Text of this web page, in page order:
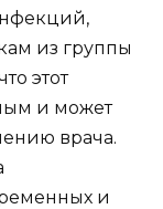
из группы
этот
и может
врача.
и